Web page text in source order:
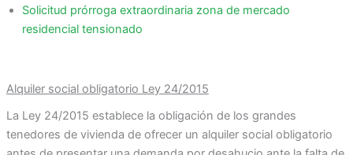
Solicitud prórroga extraordinaria zona de mercado
residencial tensionado
Alquiler social obligatorio Ley 24/2015
La Ley 24/2015 establece la obligación de los grandes
tenedores de vivienda de ofrecer un alquiler social obligatorio